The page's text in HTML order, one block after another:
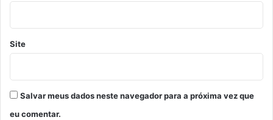
Site
Salvar meus dados neste navegador para a próxima vez que
eu comentar.